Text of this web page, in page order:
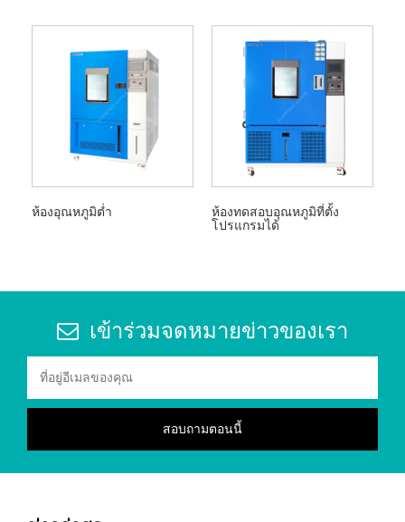
ห้องอุณหภูมิต่ำ
ห้องทดสอบอุณหภูมิที่ตั้ง
โปรแกรมได้
เข้าร่วมจดหมายข่าวของเรา